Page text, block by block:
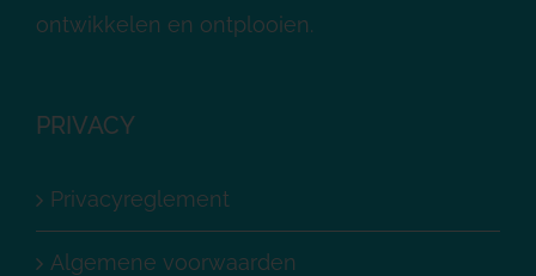
ontwikkelen en ontplooien.
PRIVACY
Privacyreglement
Algemene voorwaarden